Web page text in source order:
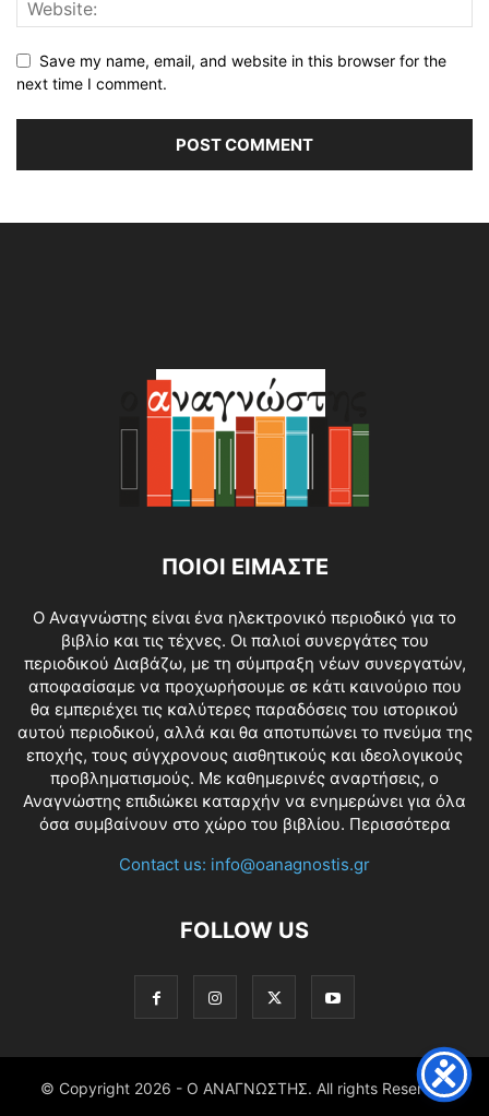
Save my name, email, and website in this browser for the
next time I comment.
ΠΟΙΟΙ ΕΙΜΑΣΤΕ
O Αναγνώστης είναι ένα ηλεκτρονικό περιοδικό για το
βιβλίο και τις τέχνες. Οι παλιοί συνεργάτες του
περιοδικού Διαβάζω, με τη σύμπραξη νέων συνεργατών,
αποφασίσαμε να προχωρήσουμε σε κάτι καινούριο που
θα εμπεριέχει τις καλύτερες παραδόσεις του ιστορικού
αυτού περιοδικού, αλλά και θα αποτυπώνει το πνεύμα της
εποχής, τους σύγχρονους αισθητικούς και ιδεολογικούς
προβληματισμούς. Με καθημερινές αναρτήσεις, ο
Αναγνώστης επιδιώκει καταρχήν να ενημερώνει για όλα
όσα συμβαίνουν στο χώρο του βιβλίου. Περισσότερα
Contact us: info@oanagnostis.gr
FOLLOW US
© Copyright 2026 - Ο ΑΝΑΓΝΩΣΤΗΣ. All rights Reserved